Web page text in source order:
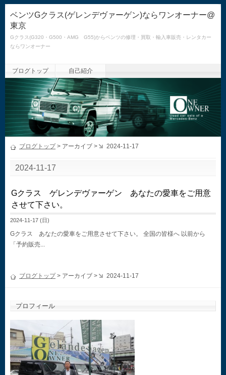
ベンツGクラス(ゲレンデヴァーゲン)ならワンオーナー@
東京
Gクラス(G320・G500・AMG G55)からベンツの修理・買取・輸入車販売・レンタカー
ならワンオーナー
ブログトップ 自己紹介
ブログトップ> アーカイブ > 2024-11-17
2024-11-17
Gクラス ゲレンデヴァーゲン あなたの愛車をご用意
させて下さい。
2024-11-17 (日)
Gクラス あなたの愛車をご用意させて下さい。 全国の皆様へ 以前から
「予約販売...
ブログトップ> アーカイブ > 2024-11-17
プロフィール